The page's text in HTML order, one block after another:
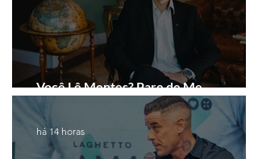
Você Lê Mentes? Pare de Me
há 14 horas